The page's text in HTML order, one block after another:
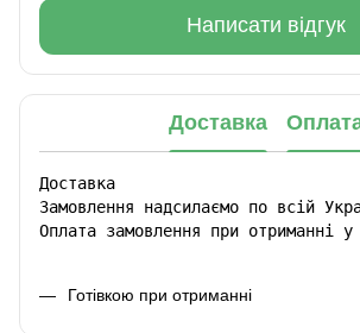
Написати відгук
Доставка
Доставка
Замовлення надсилаємо по всій
Оплата замовлення при отриманні
Готівкою при отриманні